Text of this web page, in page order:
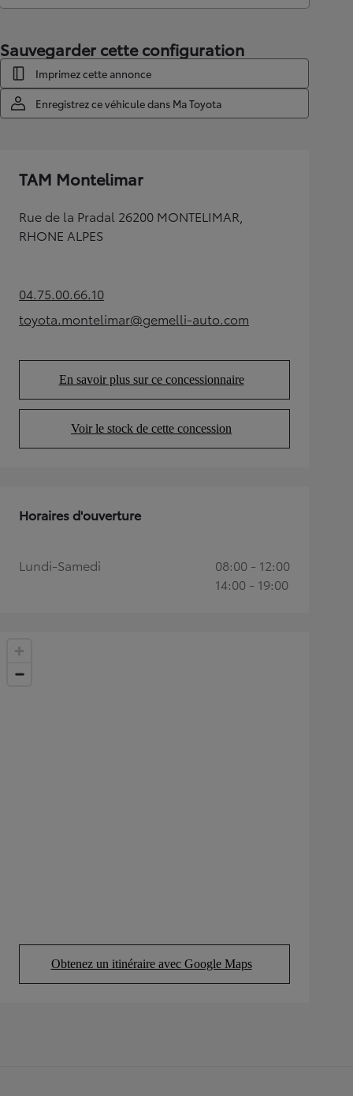
Sauvegarder cette configuration
Imprimez cette annonce
Enregistrez ce véhicule dans Ma Toyota
TAM Montelimar
Rue de la Pradal 26200 MONTELIMAR,
RHONE ALPES
04.75.00.66.10(Opens in new tab)
toyota.montelimar@gemelli-auto.com
(Opens in new tab)
En savoir plus sur ce concessionnaire
(Opens in new tab)
Voir le stock de cette concession
(Opens in new tab)
Obtenez un itinéraire avec Google Maps
(Opens in new tab)
Horaires d'ouverture
Lundi-Samedi
08:00 - 12:00
14:00 - 19:00